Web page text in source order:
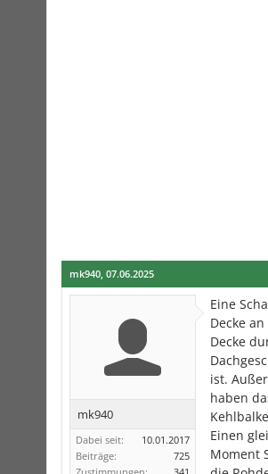
mk940, 07.06.2025
mk940
Dabei seit:
10.01.2017
Beiträge:
725
Eine
Decke
Decke
ist.
haben
Einen
Moment